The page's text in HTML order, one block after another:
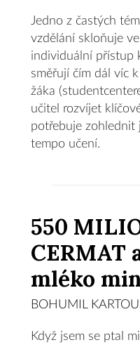
Jedno z častých
vzdělání skloňuje
individuální přístup
směřují čím dál víc
žáka
učitel rozvíjet
potřebuje zohlednit
tempo učení.
550
CERMAT
mléko
BOHUMIL
Když jsem se ptal